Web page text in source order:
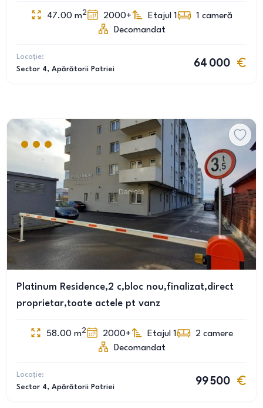
47.00 m2 2000+ Etajul 1 1 cameră
Decomandat
Locație:
Sector 4, Apărătorii Patriei
64 000
Platinum Residence,2 c,bloc nou,finalizat,direct
proprietar,toate actele pt vanz
58.00 m2 2000+ Etajul 1 2 camere
Decomandat
Locație:
Sector 4, Apărătorii Patriei
99 500